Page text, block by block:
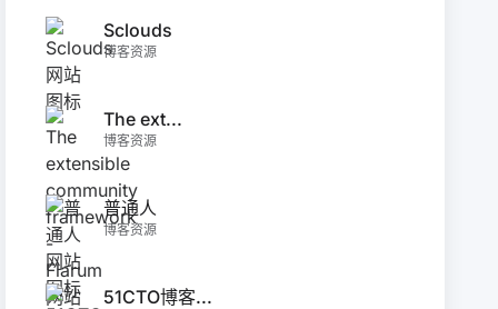
Sclouds
博客资源
The ext...
博客资源
普通人
博客资源
51CTO博客...